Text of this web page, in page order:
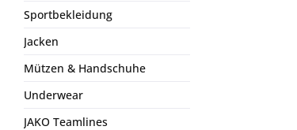
Sportbekleidung
Jacken
Mützen & Handschuhe
Underwear
JAKO Teamlines